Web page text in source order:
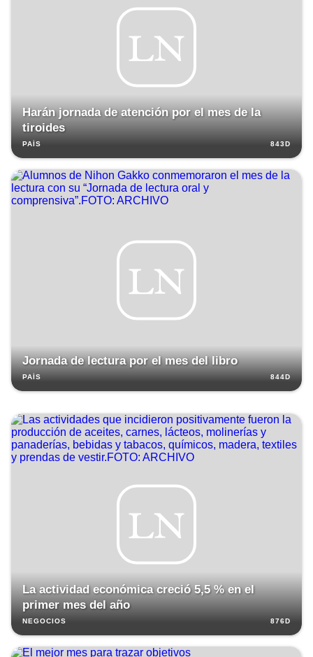
Harán jornada de atención por el mes de la
tiroides
PAÍS 843D
Jornada de lectura por el mes del libro
PAÍS 844D
La actividad económica creció 5,5 % en el
primer mes del año
NEGOCIOS 876D